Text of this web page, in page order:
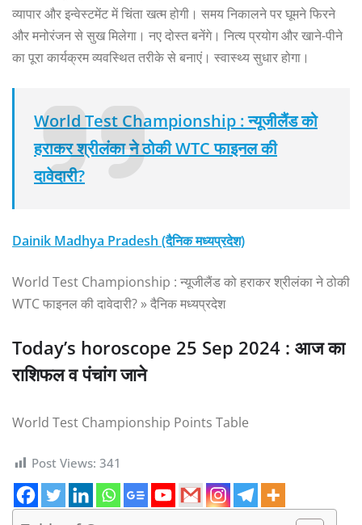
व्यापार और इन्वेस्टमेंट में चिंता खत्म होगी। समय निकालने पर घूमने फिरने
और मनोरंजन से सुख मिलेगा। नए दोस्त बनेंगे। नित्य प्रयोग और खाने-पीने
का पूरा कार्यक्रम व्यवस्थित तरीके से बनाएं। स्वास्थ्य सुधार होगा।
World Test Championship : न्यूजीलैंड को
हराकर श्रीलंका ने ठोकी WTC फाइनल की
दावेदारी?
Dainik Madhya Pradesh (दैनिक मध्यप्रदेश)
World Test Championship : न्यूजीलैंड को हराकर श्रीलंका ने ठोकी
WTC फाइनल की दावेदारी? » दैनिक मध्यप्रदेश
Today’s horoscope 25 Sep 2024 : आज का
राशिफल व पंचांग जाने
World Test Championship Points Table
Post Views: 341